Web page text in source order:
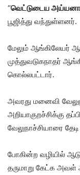
“வெட்டுடைய
பூஜித்து வந்துள்ளனர்.
மேலும் ஆங்கிலேயர்
முத்துவடுகநாதர்
கொல்லபட்டார்.
அவரது மனைவி
அறியாகுறச்சிக்கு
வேலுநாச்சியாரை
போகின்ற வழியில்
தருமாறு கேட்க